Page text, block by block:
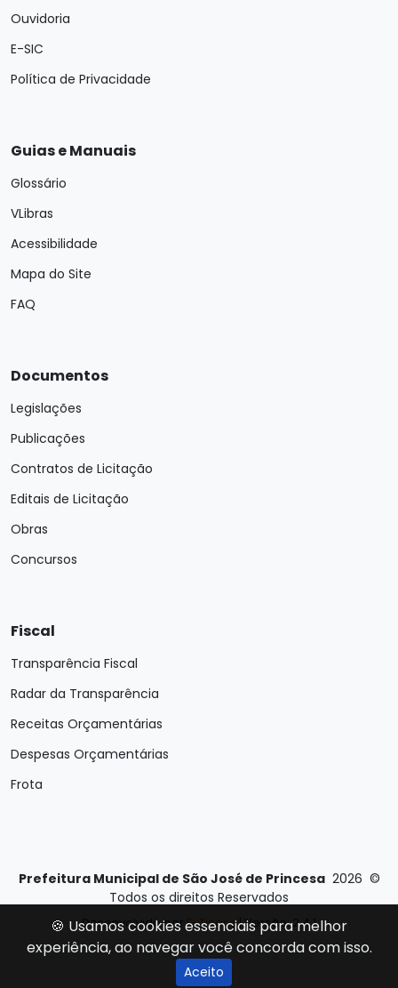
Ouvidoria
E-SIC
Política de Privacidade
Guias e Manuais
Glossário
VLibras
Acessibilidade
Mapa do Site
FAQ
Documentos
Legislações
Publicações
Contratos de Licitação
Editais de Licitação
Obras
Concursos
Fiscal
Transparência Fiscal
Radar da Transparência
Receitas Orçamentárias
Despesas Orçamentárias
Frota
Prefeitura Municipal de São José de Princesa 2026 ©
Todos os direitos Reservados
Desenvolvido porE-Ticons| Versão: 2.4.1
🍪 Usamos cookies essenciais para melhor
experiência, ao navegar você concorda com isso.
Aceito